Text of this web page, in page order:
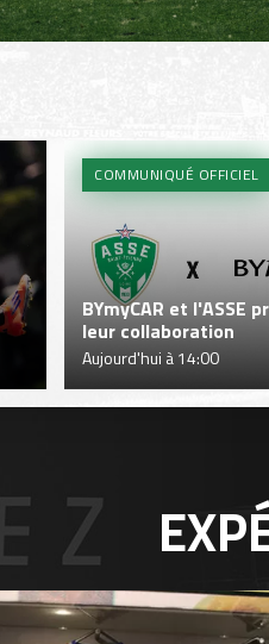
COMMUNIQUÉ OFFICIEL
BYmyCAR et l'ASSE
leur collaboration
Aujourd'hui à 14:00